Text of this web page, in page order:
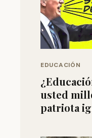
EDUCACIÓN
usted
patriota